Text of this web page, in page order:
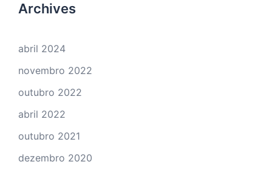
Archives
abril 2024
novembro 2022
outubro 2022
abril 2022
outubro 2021
dezembro 2020